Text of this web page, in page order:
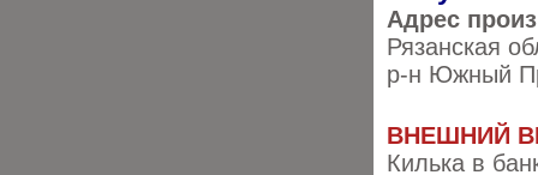
Адрес
Рязанская
р-н Южный
ВНЕШНИЙ
Килька в